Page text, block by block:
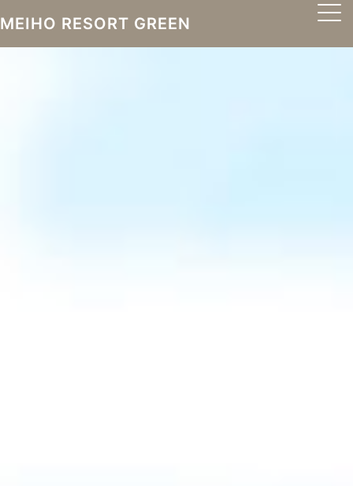
MEIHO RESORT GREEN